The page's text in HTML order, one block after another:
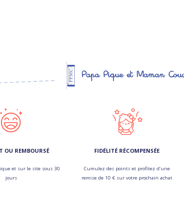
OU REMBOURSÉ
et sur le site sous 30
jours
FIDÉLITÉ RÉCOMPENSÉE
Cumulez des points et profitez d’une
remise de 10 € sur votre prochain achat